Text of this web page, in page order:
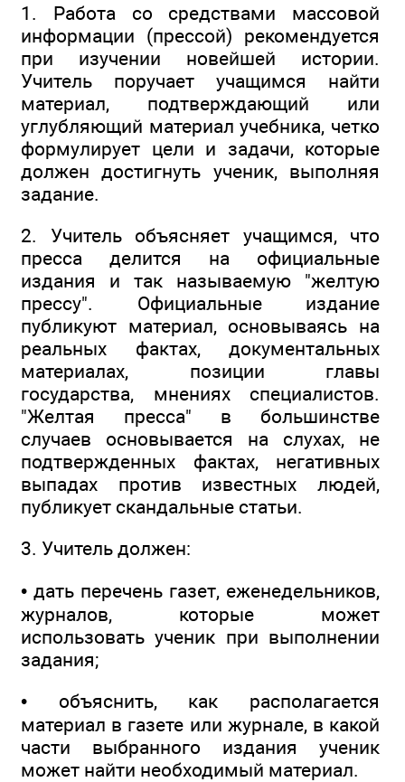
1. Работа со средствами массовой
информации (прессой) рекомендуется
при изучении новейшей истории.
Учитель поручает учащимся найти
материал, подтверждающий или
углубляющий материал учебника, четко
формулирует цели и задачи, которые
должен достигнуть ученик, выполняя
задание.
2. Учитель объясняет учащимся, что
пресса делится на официальные
издания и так называемую "желтую
прессу". Официальные издание
публикуют материал, основываясь на
реальных фактах, документальных
материалах, позиции главы
государства, мнениях специалистов.
"Желтая пресса" в большинстве
случаев основывается на слухах, не
подтвержденных фактах, негативных
выпадах против известных людей,
публикует скандальные статьи.
3. Учитель должен:
• дать перечень газет, еженедельников,
журналов, которые может
использовать ученик при выполнении
задания;
• объяснить, как располагается
материал в газете или журнале, в какой
части выбранного издания ученик
может найти необходимый материал.